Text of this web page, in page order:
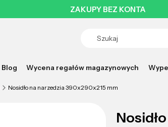
ZAKUPY BEZ KONTA
Blog Wycena regałów magazynowych
Nosidło na narzedzia 390x290x215 mm